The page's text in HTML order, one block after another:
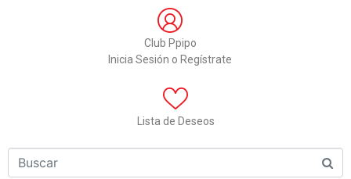
Club Ppipo
Inicia Sesión o Regístrate
Lista de Deseos